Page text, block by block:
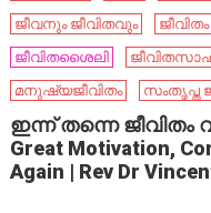
ജീവനും ജീവിതവും
ജീവിതം
ജീവിതശൈലി
മനുഷ്യജീവിതം
സംതൃപ്ത
ഇന്ന് തന്നെ ജീവിതം
Great Motivation,
Again | Rev Dr